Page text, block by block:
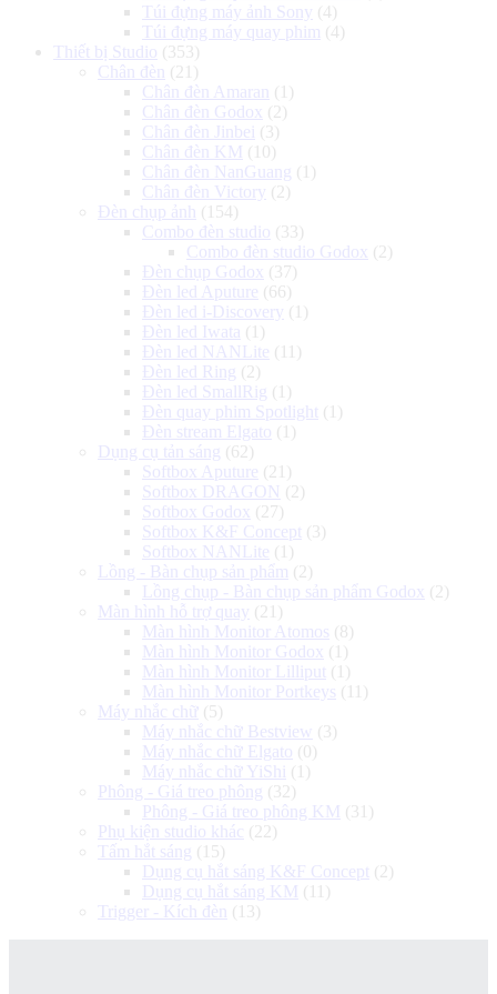
Túi đựng máy ảnh Sony (4)
Túi đựng máy quay phim (4)
Thiết bị Studio (353)
Chân đèn
(21)
Chân đèn Amaran
(1)
Chân đèn Godox (2)
Chân đèn Jinbei (3)
Chân đèn KM (10)
Chân đèn NanGuang (1)
Chân đèn Victory (2)
Đèn chụp ảnh
(154)
Combo đèn studio (33)
Combo đèn studio Godox (2)
Đèn chụp Godox (37)
Đèn led Aputure (66)
Đèn led i-Discovery (1)
Đèn led Iwata (1)
Đèn led NANLite (11)
Đèn led Ring (2)
Đèn led SmallRig (1)
Đèn quay phim Spotlight (1)
Đèn stream Elgato (1)
Dụng cụ tản sáng (62)
Softbox Aputure (21)
Softbox DRAGON (2)
Softbox Godox (27)
Softbox K&F Concept (3)
Softbox NANLite (1)
Lồng - Bàn chụp sản phẩm (2)
Lồng chụp - Bàn chụp sản phẩm Godox (2)
Màn hình hỗ trợ quay (21)
Màn hình Monitor Atomos (8)
Màn hình Monitor Godox (1)
Màn hình Monitor Lilliput (1)
Màn hình Monitor Portkeys (11)
Máy nhắc chữ (5)
Máy nhắc chữ Bestview (3)
Máy nhắc chữ Elgato (0)
Máy nhắc chữ YiShi
(1)
Phông - Giá treo phông (32)
Phông - Giá treo phông KM (31)
Phụ kiện studio khác (22)
Tấm hắt sáng (15)
Dụng cụ hắt sáng K&F Concept (2)
Dụng cụ hắt sáng KM (11)
Trigger - Kích đèn
(13)